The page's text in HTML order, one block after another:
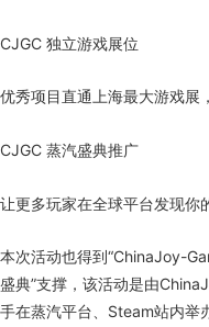
CJGC 独立游戏展位
优秀项目直通上海最大游戏展
CJGC 蒸汽盛典推广
让更多玩家在全球平台发现你
本次活动也得到“ChinaJoy-
盛典”支撑，该活动是由
手在蒸汽平台、Steam站内举